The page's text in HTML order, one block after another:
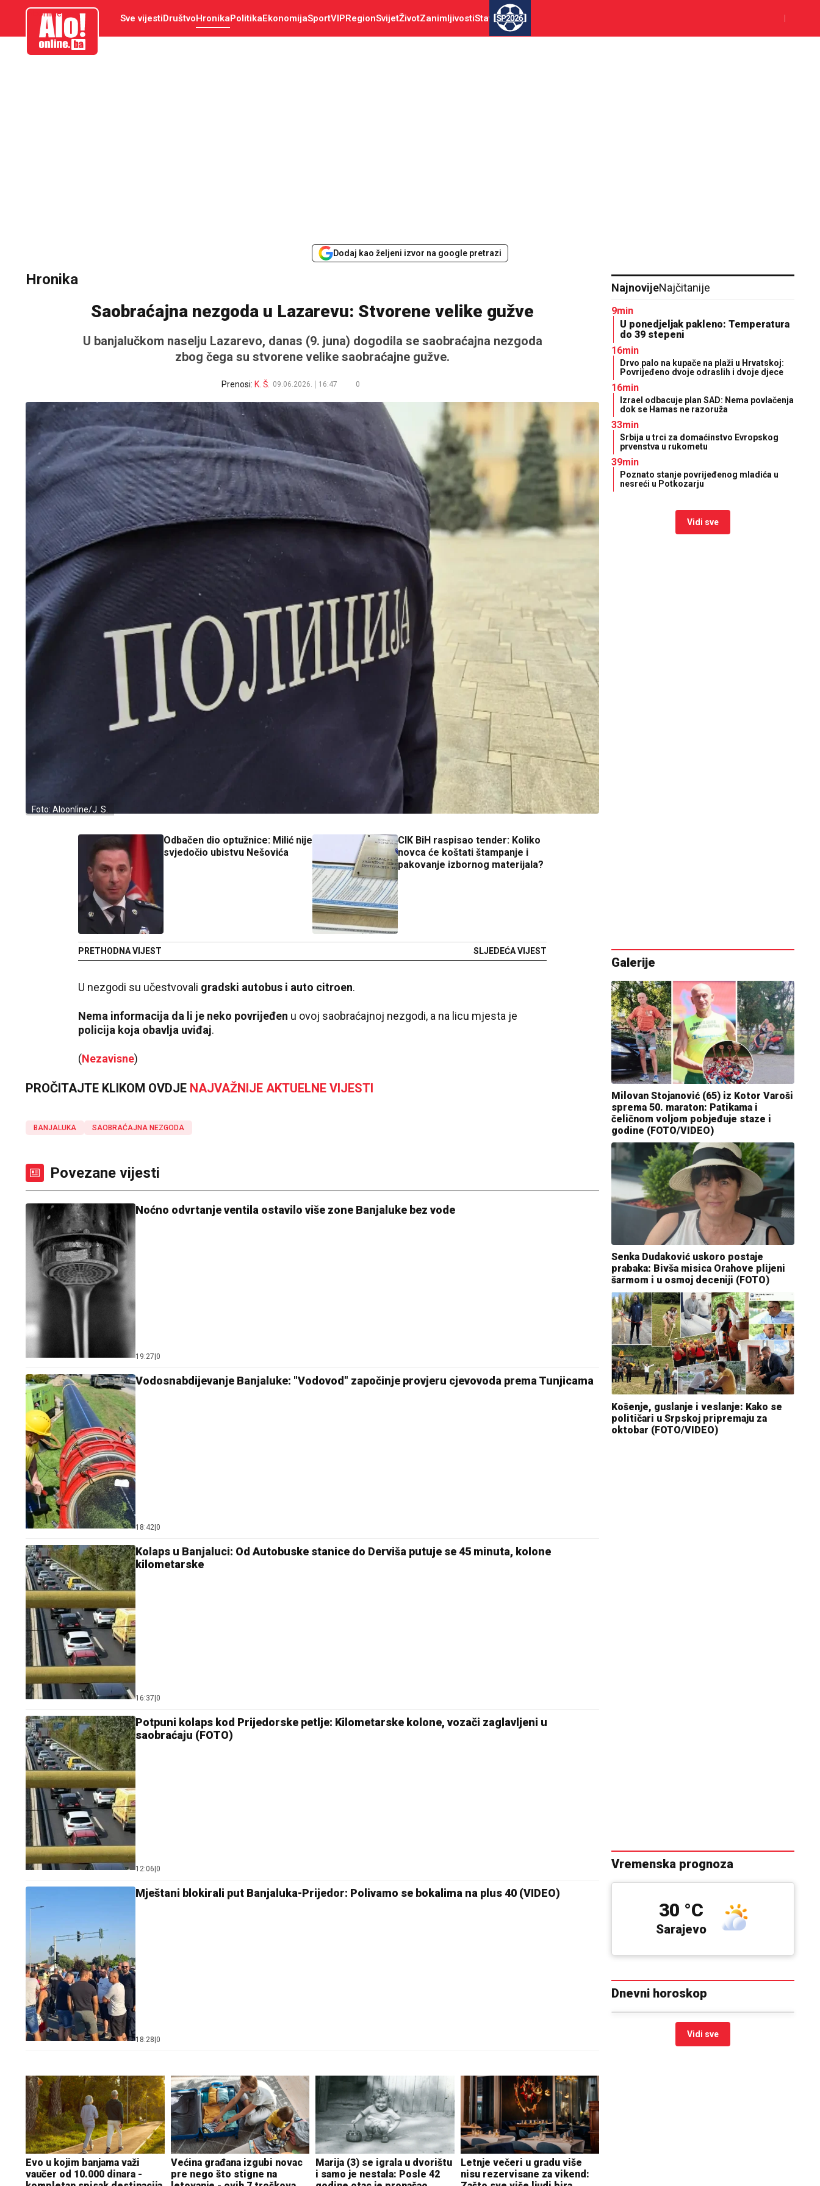
aloonline.ba Sve vijestiDruštvoHronikaPolitikaEkonomijaSportVIPRegionSvijetŽivotZanimljivostiStav SP2026
Dodaj kao željeni izvor na google pretrazi
Hronika
Saobraćajna nezgoda u Lazarevu: Stvorene velike gužve
U banjalučkom naselju Lazarevo, danas (9. juna) dogodila se saobraćajna nezgoda
zbog čega su stvorene velike saobraćajne gužve.
Prenosi: K. Š. 09.06.2026. 16:47 0
Foto: Aloonline/J. S.
Odbačen dio optužnice: Milić nije
svjedočio ubistvu Nešovića
PRETHODNA VIJEST
CIK BiH raspisao tender: Koliko
novca će koštati štampanje i
pakovanje izbornog materijala?
SLJEDEĆA VIJEST
U nezgodi su učestvovali gradski autobus i auto citroen.
Nema informacija da li je neko povrijeđen u ovoj saobraćajnoj nezgodi, a na licu mjesta je
policija koja obavlja uviđaj.
(Nezavisne)
PROČITAJTE KLIKOM OVDJE NAJVAŽNIJE AKTUELNE VIJESTI
BANJALUKA SAOBRAĆAJNA NEZGODA
Povezane vijesti
Noćno odvrtanje ventila ostavilo više zone Banjaluke bez vode
19:27 0
Vodosnabdijevanje Banjaluke: "Vodovod" započinje provjeru cjevovoda prema Tunjicama
18:42 0
Kolaps u Banjaluci: Od Autobuske stanice do Derviša putuje se 45 minuta, kolone
kilometarske
16:37 0
Potpuni kolaps kod Prijedorske petlje: Kilometarske kolone, vozači zaglavljeni u
saobraćaju (FOTO)
12:06 0
Mještani blokirali put Banjaluka-Prijedor: Polivamo se bokalima na plus 40 (VIDEO)
18:28 0
Evo u kojim banjama važi
vaučer od 10.000 dinara -
Većina građana izgubi novac
pre nego što stigne na
Marija (3) se igrala u dvorištu
i samo je nestala: Posle 42
Letnje večeri u gradu više
nisu rezervisane za vikend:
NajnovijeNajčitanije
9min
U ponedjeljak pakleno: Temperatura
do 39 stepeni
16min
Drvo palo na kupače na plaži u Hrvatskoj:
Povrijeđeno dvoje odraslih i dvoje djece
16min
Izrael odbacuje plan SAD: Nema povlačenja
dok se Hamas ne razoruža
33min
Srbija u trci za domaćinstvo Evropskog
prvenstva u rukometu
39min
Poznato stanje povrijeđenog mladića u
nesreći u Potkozarju
Vidi sve
Galerije
Milovan Stojanović (65) iz Kotor Varoši
sprema 50. maraton: Patikama i
čeličnom voljom pobjeđuje staze i
godine (FOTO/VIDEO)
Senka Dudaković uskoro postaje
prabaka: Bivša misica Orahove plijeni
šarmom i u osmoj deceniji (FOTO)
Košenje, guslanje i veslanje: Kako se
političari u Srpskoj pripremaju za
oktobar (FOTO/VIDEO)
Vremenska prognoza
Sarajevo
30 °C
Dnevni horoskop
Vidi sve